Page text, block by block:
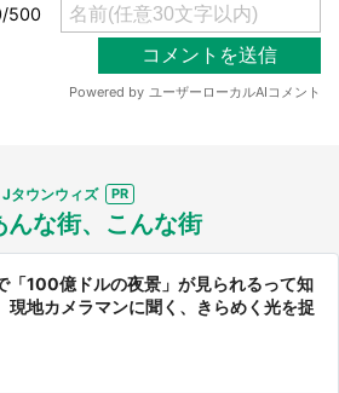
Jタウンウィズ
な街、こんな街
「100億ドルの夜景」が見られるって知
地カメラマンに聞く、きらめく光を捉